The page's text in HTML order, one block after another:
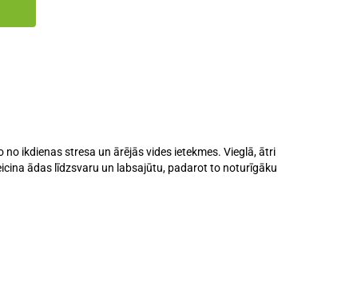
ikdienas stresa un ārējās vides ietekmes. Vieglā, ātri
ādas līdzsvaru un labsajūtu, padarot to noturīgāku